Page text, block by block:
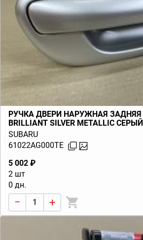
РУЧКА ДВЕРИ НАРУЖНАЯ ЗАДНЯЯ
BRILLIANT SILVER METALLIC
(B13) 2003-2009
SUBARU
61022AG000TE
5 002 ₽
2 шт
0 дн.
− +